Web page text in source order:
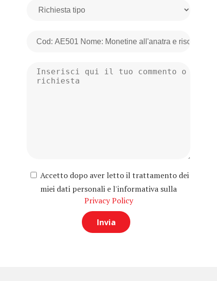
Accetto dopo aver letto il trattamento dei
miei dati personali e l'informativa sulla
Privacy Policy